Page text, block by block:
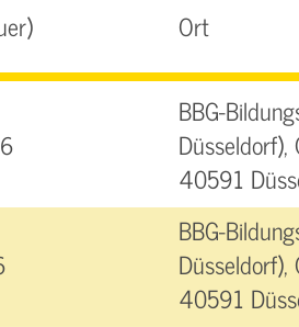
Ort
BBG-
40591
BBG-
40591